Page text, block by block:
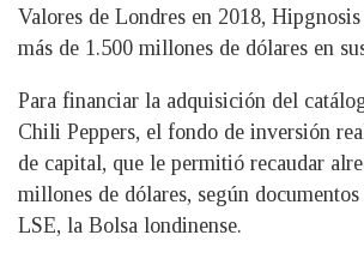
Valores de Londres en 2018,
más de 1.500 millones de dólares en
Para financiar la adquisición del
Chili Peppers, el fondo de inversión
de capital, que le permitió recaudar
millones de dólares, según
LSE, la Bolsa londinense.